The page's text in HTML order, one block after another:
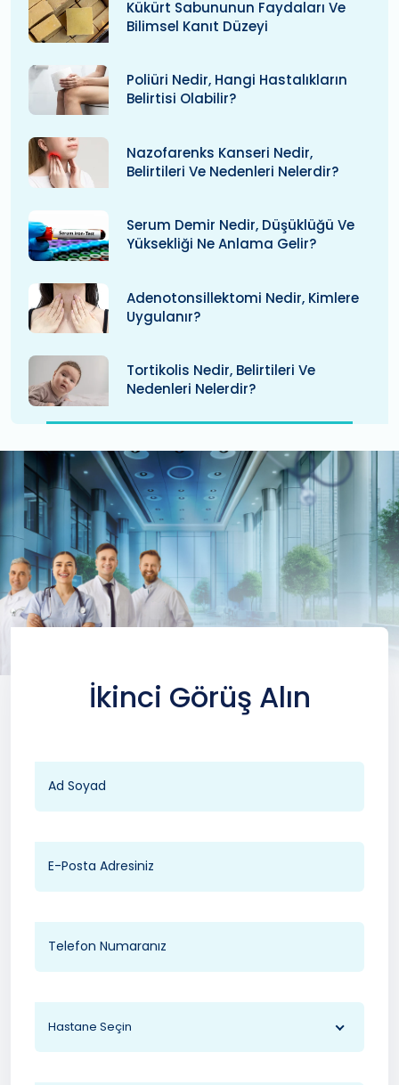
Kükürt Sabununun Faydaları Ve
Bilimsel Kanıt Düzeyi
Poliüri Nedir, Hangi Hastalıkların
Belirtisi Olabilir?
Nazofarenks Kanseri Nedir,
Belirtileri Ve Nedenleri Nelerdir?
Serum Demir Nedir, Düşüklüğü Ve
Yüksekliği Ne Anlama Gelir?
Adenotonsillektomi Nedir, Kimlere
Uygulanır?
Tortikolis Nedir, Belirtileri Ve
Nedenleri Nelerdir?
İkinci Görüş Alın
Hastane Seçin